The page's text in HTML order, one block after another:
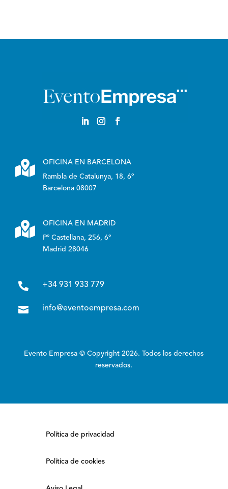

OFICINA EN BARCELONA
Rambla de Catalunya, 18, 6º
Barcelona 08007

OFICINA EN MADRID
Pº Castellana, 256, 6º
Madrid 28046
 +34 931 933 779
 info@eventoempresa.com
Evento Empresa © Copyright 2026. Todos los derechos
reservados.
Política de privacidad
Política de cookies